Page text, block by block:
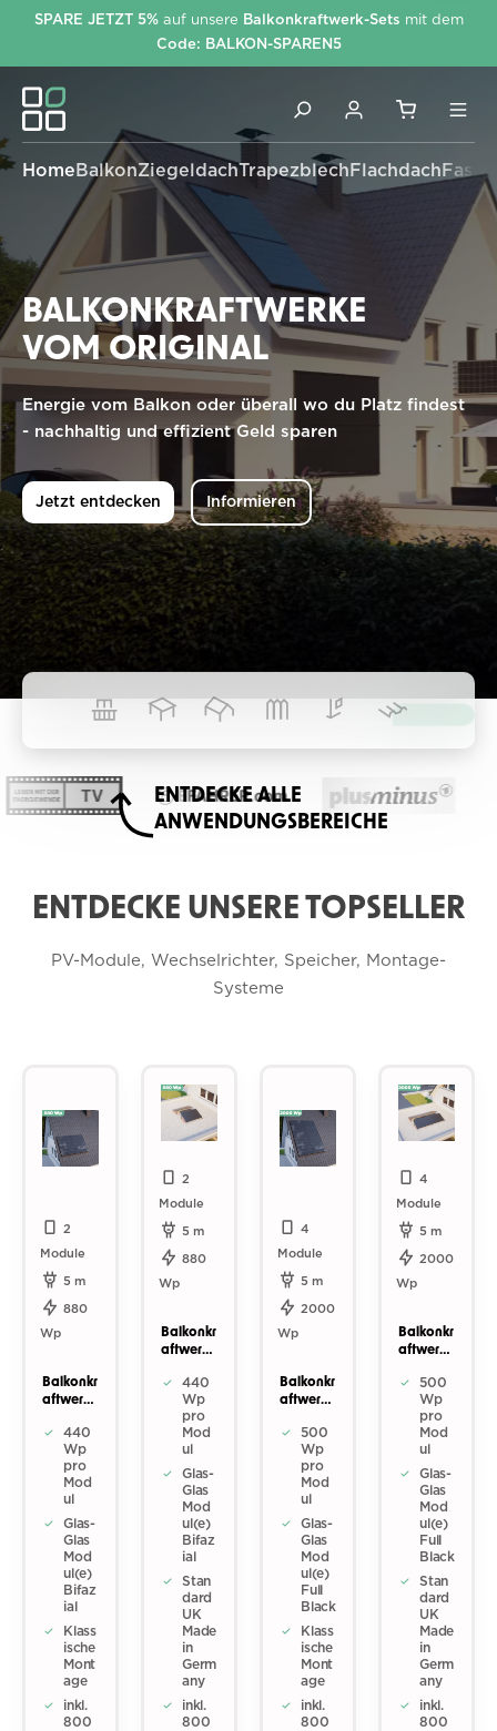
springen
SPARE JETZT 5%auf unsere Balkonkraftwerk-Sets mit dem
Code: BALKON-SPAREN5
Home BalkonZiegeldachTrapezblech Flachdach
BALKONKRAFTWERKE
VOM ORIGINAL
Energie vom Balkon oder überall wo du Platz findest
- nachhaltig und effizient Geld sparen
Jetzt entdecken Informieren
ENTDECKE ALLE
ANWENDUNGSBEREICHE
ENTDECKE UNSERE TOPSELLER
PV-Module, Wechselrichter, Speicher, Montage-
Systeme
2
Module
5 m
880
Wp
Balkonkr
aftwerk
ch 880
440
Wp
pro
Mod
ul
Glas-
Glas
Mod
ul(e)
Bifaz
ial
Klass
ische
Mont
age
inkl.
800
2
Module
5 m
880
Wp
Balkonkr
aftwerk
h 880
440
Wp
pro
Mod
ul
Glas-
Glas
Mod
ul(e)
Bifaz
ial
Stan
dard
UK
Made
in
Germ
any
inkl.
800
4
Module
5 m
2000
Wp
Balkonkr
aftwerk
ch 2000
500
Wp
pro
Mod
ul
Glas-
Glas
Mod
ul(e)
Full
Black
Klass
ische
Mont
age
inkl.
800
4
Module
5 m
2000
Wp
Balkonkr
aftwerk
h 2000
500
Wp
pro
Mod
ul
Glas-
Glas
Mod
ul(e)
Full
Black
Stan
dard
UK
Made
in
Germ
any
inkl.
800